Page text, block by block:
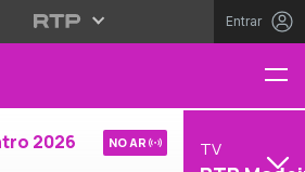
Entrar
2026 NO AR TV